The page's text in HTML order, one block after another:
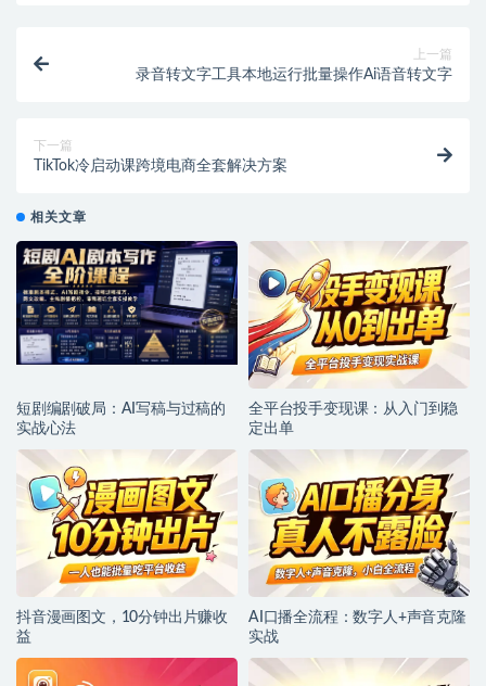
上一篇
录音转文字工具本地运行批量操作Ai语音转文字
下一篇
TikTok冷启动课跨境电商全套解决方案
相关文章
短剧编剧破局：AI写稿与过稿的
实战心法
全平台投手变现课：从入门到稳
定出单
抖音漫画图文，10分钟出片赚收
益
AI口播全流程：数字人+声音克隆
实战